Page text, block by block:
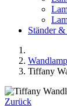
Ständer
Tiffany
Zurück